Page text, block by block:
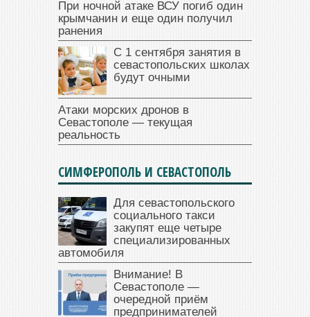
При ночной атаке ВСУ погиб один
крымчанин и еще один получил
ранения
С 1 сентября занятия в
севастопольских школах
будут очными
Атаки морских дронов в
Севастополе — текущая
реальность
СИМФЕРОПОЛЬ И СЕВАСТОПОЛЬ
Для севастопольского
социального такси
закупят еще четыре
специализированных
автомобиля
Внимание! В
Севастополе —
очередной приём
предпринимателей